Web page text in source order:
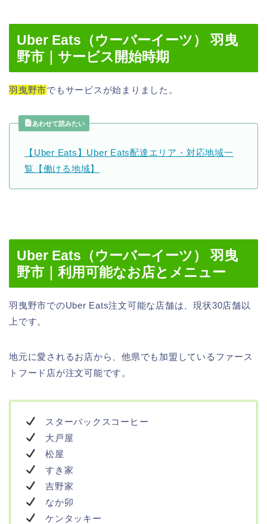
Uber Eats（ウーバーイーツ） 羽曳
野市｜サービス開始時期
羽曳野市でもサービスが始まりました。
あわせて読みたい
【Uber Eats】Uber Eats配達エリア・対応地域一
覧【働ける地域】
Uber Eats（ウーバーイーツ） 羽曳
野市｜利用可能なお店とメニュー
羽曳野市でのUber Eats注文可能な店舗は、現状30店舗以
上です。
地元に愛されるお店から、他県でも加盟しているファース
トフード店が注文可能です。
スターバックスコーヒー
大戸屋
松屋
すき家
吉野家
なか卯
ケンタッキー